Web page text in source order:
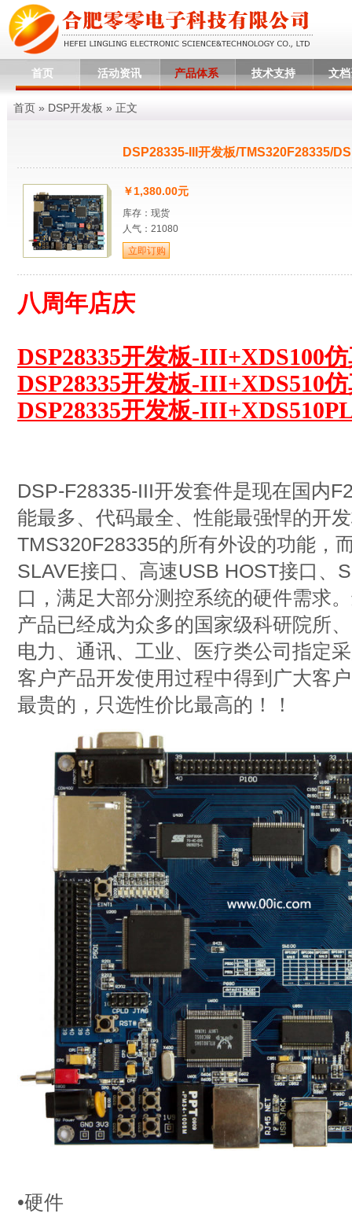
首页 活动资讯 产品体系 技术支持 文
首页 » DSP开发板 » 正文
DSP28335-III开发板/TMS320F28335/
￥1,380.00元
库存：现货
人气：21080
八周年店庆
DSP28335开发板-III+XDS100
DSP28335开发板-III+XDS510
DSP28335开发板-
DSP-F28335-III开发套件是现在国内
能最多、代码最全、性能最强悍的开
TMS320F28335的所有外设的功能，
SLAVE接口、高速USB HOST接口、
口，满足大部分测控系统的硬件需求
产品已经成为众多的国家级科研院所
电力、通讯、工业、医疗类公司指定
客户产品开发使用过程中得到广大客
最贵的，只选性价比最高的！！
•硬件